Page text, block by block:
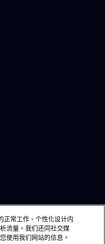
正常工作、个性化设计内
流量。我们还同社交媒
使用我们网站的信息。